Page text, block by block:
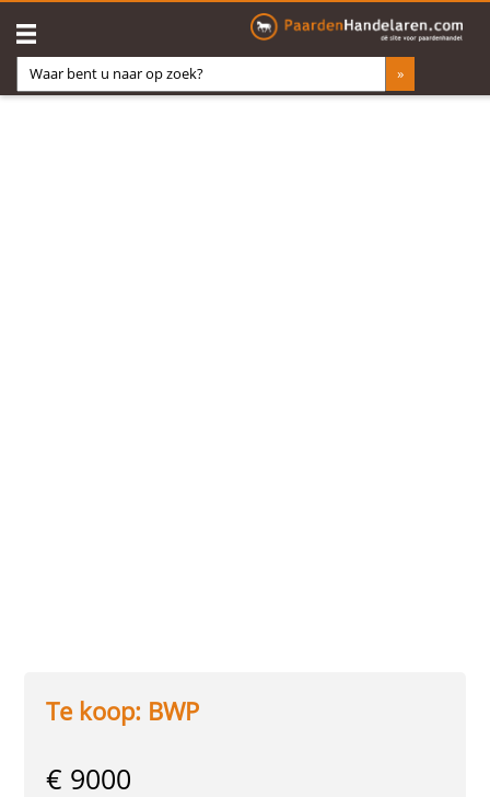
Te koop: BWP
€ 9000